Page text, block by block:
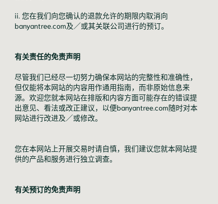
ii. 您在我们向您确认的退款允许的期限内取消向
banyantree.com及／或其关联公司进行的预订。
有关责任的免责声明
尽管我们已经尽一切努力确保本网站的完整性和准确性，
但仅能将本网站的内容用作通用指南，而非原始信息来
源。欢迎您就本网站在排版和内容方面可能存在的错误提
出意见、看法或改正建议，以便banyantree.com随时对本
网站进行改进及／或修改。
您在本网站上开展交易时请自慎，我们建议您就本网站提
供的产品和服务进行独立调查。
有关预订的免责声明